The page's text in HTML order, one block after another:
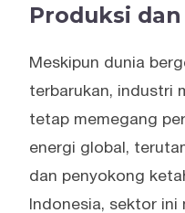
Produksi
Meskipun dunia
terbarukan, industri
tetap memegang
energi global,
dan penyokong
Indonesia, sektor